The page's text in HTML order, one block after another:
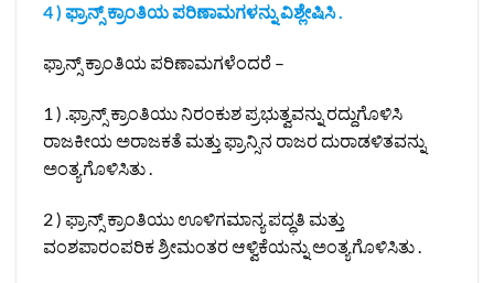
4 ) ಫ್ರಾನ್ಸ್ ಕ್ರಾಂತಿಯ ಪರಿಣಾಮಗಳನ್ನು ವಿಶ್ಲೇಷಿಸಿ .
ಫ್ರಾನ್ಸ್ ಕ್ರಾಂತಿಯ ಪರಿಣಾಮಗಳೆಂದರೆ –
1 ) .ಫ್ರಾನ್ಸ್ ಕ್ರಾಂತಿಯು ನಿರಂಕುಶ ಪ್ರಭುತ್ವವನ್ನು ರದ್ದುಗೊಳಿಸಿ
ರಾಜಕೀಯ ಅರಾಜಕತೆ ಮತ್ತು ಫ್ರಾನ್ಸಿನ ರಾಜರ ದುರಾಡಳಿತವನ್ನು
ಅಂತ್ಯಗೊಳಿಸಿತು .
2 ) ಫ್ರಾನ್ಸ್‌ ಕ್ರಾಂತಿಯು ಊಳಿಗಮಾನ್ಯ ಪದ್ಧತಿ ಮತ್ತು
ವಂಶಪಾರಂಪರಿಕ ಶ್ರೀಮಂತರ ಆಳ್ವಿಕೆಯನ್ನು ಅಂತ್ಯಗೊಳಿಸಿತು .